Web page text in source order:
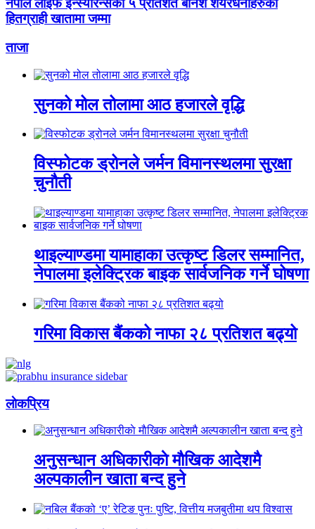
नेपाल लाइफ इन्स्योरेन्सको ५ प्रतिशत बोनश शेयरधनीहरुको
हितग्राही खातामा जम्मा
ताजा
सुनको मोल तोलामा आठ हजारले वृद्धि
विस्फोटक ड्रोनले जर्मन विमानस्थलमा सुरक्षा
चुनौती
थाइल्याण्डमा यामाहाका उत्कृष्ट डिलर सम्मानित,
नेपालमा इलेक्ट्रिक बाइक सार्वजनिक गर्ने घोषणा
गरिमा विकास बैंकको नाफा २८ प्रतिशत बढ्यो
लाेकप्रिय
अनुसन्धान अधिकारीकाे माैखिक आदेशमै
अल्पकालीन खाता बन्द हुने